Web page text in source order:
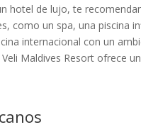
hotel de lujo, te
como un spa, una piscina
internacional con un
Maldives Resort ofrece